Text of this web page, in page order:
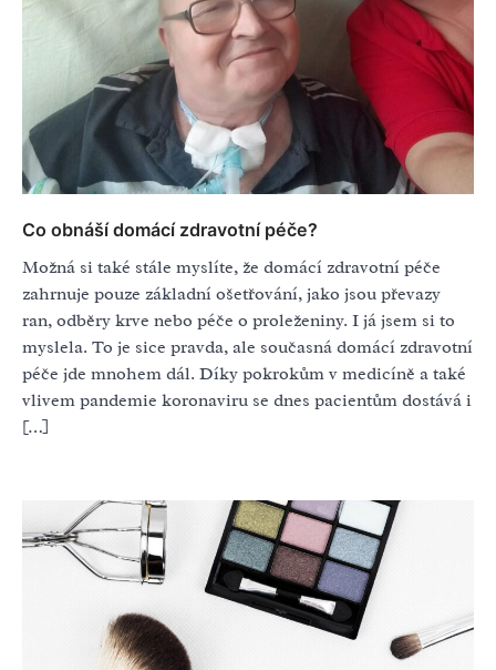
Co obnáší domácí zdravotní péče?
Možná si také stále myslíte, že domácí zdravotní péče
zahrnuje pouze základní ošetřování, jako jsou převazy
ran, odběry krve nebo péče o proleženiny. I já jsem si to
myslela. To je sice pravda, ale současná domácí zdravotní
péče jde mnohem dál. Díky pokrokům v medicíně a také
vlivem pandemie koronaviru se dnes pacientům dostává i
[…]